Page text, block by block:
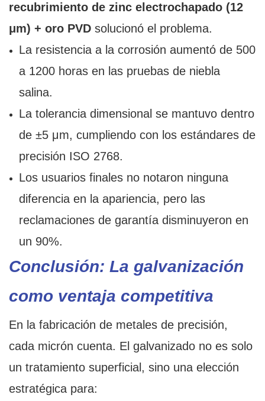
recubrimiento de zinc electrochapado (12
μm) + oro PVD solucionó el problema.
La resistencia a la corrosión aumentó de 500
a 1200 horas en las pruebas de niebla
salina.
La tolerancia dimensional se mantuvo dentro
de ±5 μm, cumpliendo con los estándares de
precisión ISO 2768.
Los usuarios finales no notaron ninguna
diferencia en la apariencia, pero las
reclamaciones de garantía disminuyeron en
un 90%.
Conclusión: La galvanización
como ventaja competitiva
En la fabricación de metales de precisión,
cada micrón cuenta. El galvanizado no es solo
un tratamiento superficial, sino una elección
estratégica para: